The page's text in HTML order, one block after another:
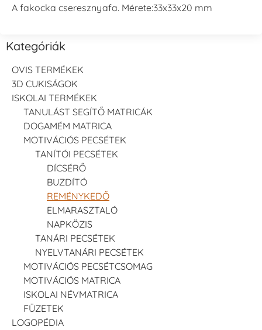
A fakocka cseresznyafa. Mérete:33x33x20 mm
Kategóriák
OVIS TERMÉKEK
3D CUKISÁGOK
ISKOLAI TERMÉKEK
TANULÁST SEGÍTŐ MATRICÁK
DOGAMÉM MATRICA
MOTIVÁCIÓS PECSÉTEK
TANÍTÓI PECSÉTEK
DÍCSÉRŐ
BUZDÍTÓ
REMÉNYKEDŐ
ELMARASZTALÓ
NAPKÖZIS
TANÁRI PECSÉTEK
NYELVTANÁRI PECSÉTEK
MOTIVÁCIÓS PECSÉTCSOMAG
MOTIVÁCIÓS MATRICA
ISKOLAI NÉVMATRICA
FÜZETEK
LOGOPÉDIA